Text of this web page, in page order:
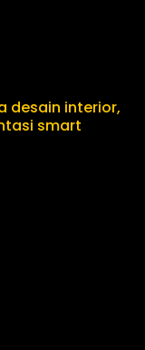
desain interior,
smart